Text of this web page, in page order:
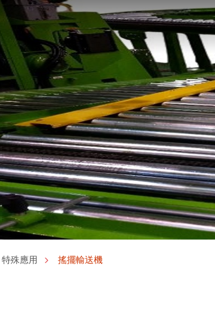
特殊應用 搖擺輸送機